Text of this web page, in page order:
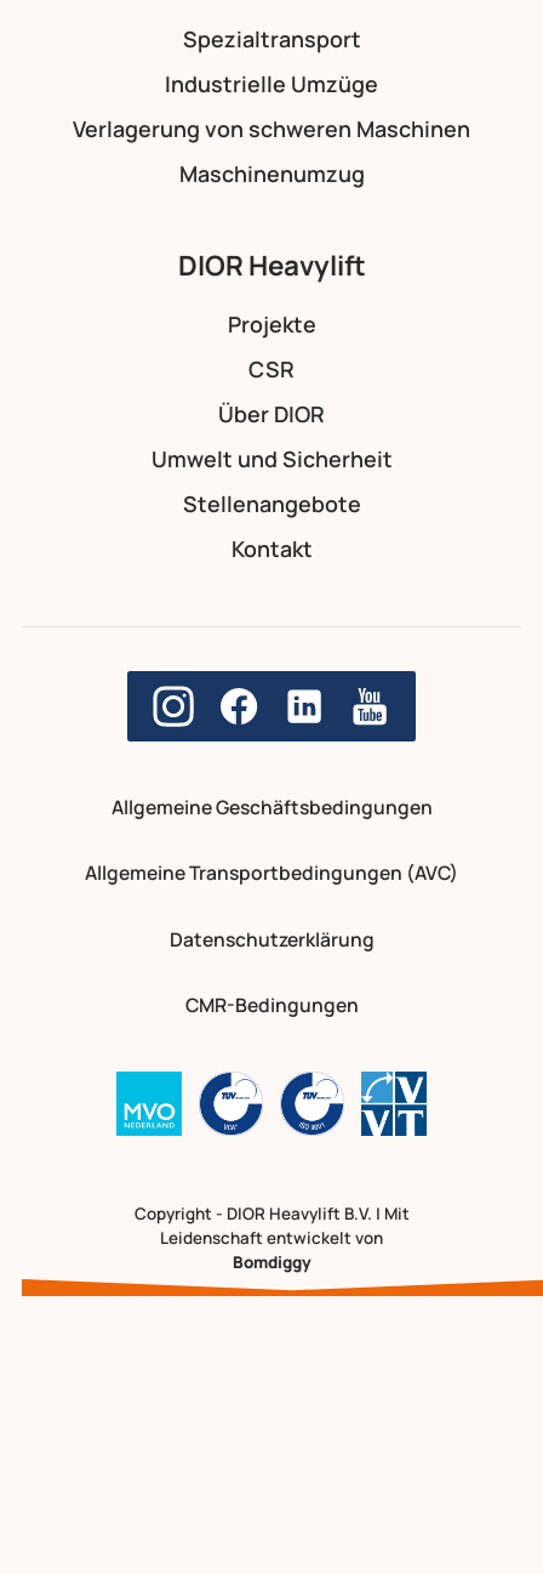
Spezialtransport
Industrielle Umzüge
Verlagerung von schweren Maschinen
Maschinenumzug
DIOR Heavylift
Projekte
CSR
Über DIOR
Umwelt und Sicherheit
Stellenangebote
Kontakt
Allgemeine Geschäftsbedingungen
Allgemeine Transportbedingungen (AVC)
Datenschutzerklärung
CMR-Bedingungen
Copyright - DIOR Heavylift B.V. | Mit
Leidenschaft entwickelt von
Bomdiggy